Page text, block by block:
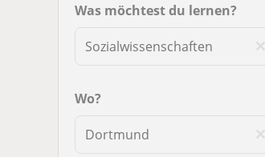
Was möchtest du lernen?
Wo?